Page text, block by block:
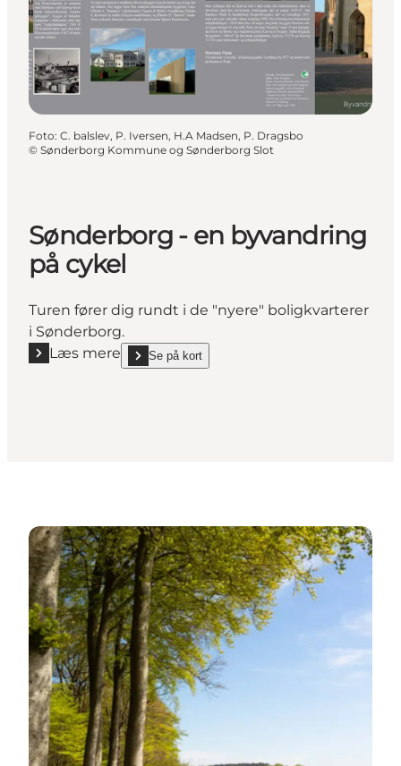
Foto: C. balslev, P. Iversen, H.A Madsen, P. Dragsbo
© Sønderborg Kommune og Sønderborg Slot
Sønderborg - en byvandring
på cykel
Turen fører dig rundt i de "nyere" boligkvarterer
i Sønderborg.
Læs mere
Læs mere "Sønderborg - en byvandring på cykel"
Se på kort
show Sønderborg - en byvandring på cykel on_map
Naturvejlederen anbefaler